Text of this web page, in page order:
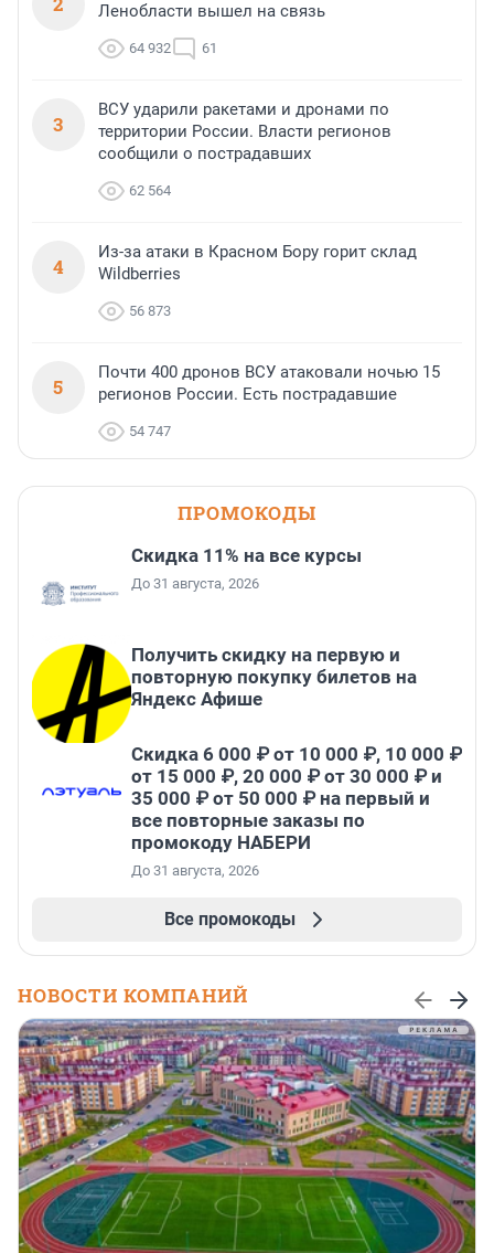
Ленобласти вышел на связь
64 932 61
3
ВСУ ударили ракетами и дронами по
территории России. Власти регионов
сообщили о пострадавших
62 564
4
Из-за атаки в Красном Бору горит склад
Wildberries
56 873
5
Почти 400 дронов ВСУ атаковали ночью 15
регионов России. Есть пострадавшие
54 747
ПРОМОКОДЫ
Скидка 11% на все курсы
До 31 августа, 2026
Получить скидку на первую и
повторную покупку билетов на
Яндекс Афише
Скидка 6 000 ₽ от 10 000 ₽, 10 000 ₽
от 15 000 ₽, 20 000 ₽ от 30 000 ₽ и
35 000 ₽ от 50 000 ₽ на первый и
все повторные заказы по
промокоду НАБЕРИ
До 31 августа, 2026
Все промокоды
НОВОСТИ КОМПАНИЙ